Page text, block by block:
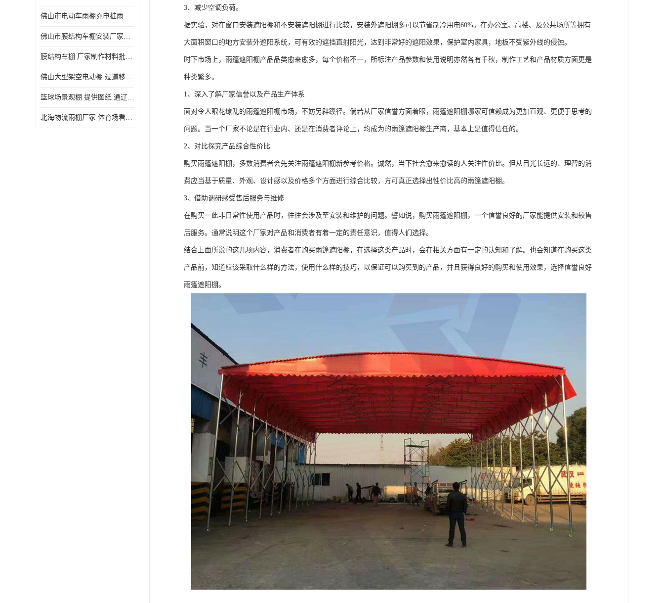
佛山市电动车雨棚充电桩雨棚小区电动车棚
佛山市膜结构车棚安装厂家发货安装
膜结构车棚 厂家制作材料批发安装一体式工厂
佛山大型架空电动棚 过道移动雨蓬 屋轨道悬空棚免费测量
篮球场景观棚 提供图纸 通辽膜结构厂家
北海物流雨棚厂家 体育场看台雨棚 价格优惠
3、减少空调负荷。
据实验，对在窗口安装遮阳棚和不安装遮阳棚进行比较，安装外遮阳棚多可以节省制冷用电60%。在办公室、高楼、及公共场所等拥有
大面积窗口的地方安装外遮阳系统，可有效的遮挡直射阳光，达到非常好的遮阳效果，保护室内家具，地板不受紫外线的侵蚀。
时下市场上，雨篷遮阳棚产品品类愈来愈多，每个价格不一，所标注产品参数和使用说明亦然各有千秋，制作工艺和产品材质方面更是
种类繁多。
1、深入了解厂家信誉以及产品生产体系
面对令人眼花缭乱的雨篷遮阳棚市场，不妨另辟蹊径。倘若从厂家信誉方面着眼，雨篷遮阳棚哪家可信赖成为更加直观、更便于思考的
问题。当一个厂家不论是在行业内、还是在消费者评论上，均成为的雨篷遮阳棚生产商，基本上是值得信任的。
2、对比探究产品综合性价比
购买雨篷遮阳棚，多数消费者会先关注雨篷遮阳棚新参考价格。诚然，当下社会愈来愈读的人关注性价比。但从目光长远的、理智的消
费应当基于质量、外观、设计感以及价格多个方面进行综合比较，方可真正选择出性价比高的雨篷遮阳棚。
3、借助调研感受售后服务与维修
在购买一此非日常性使用产品时，往往会涉及至安装和维护的问题。譬如说，购买雨篷遮阳棚，一个信誉良好的厂家能提供安装和较售
后服务。通常说明这个厂家对产品和消费者有着一定的责任意识，值得人们选择。
结合上面所说的这几项内容，消费者在购买雨篷遮阳棚，在选择这类产品时，会在相关方面有一定的认知和了解。也会知道在购买这类
产品前，知道应该采取什么样的方法，使用什么样的技巧，以保证可以购买到的产品，并且获得良好的购买和使用效果，选择信誉良好
雨篷遮阳棚。